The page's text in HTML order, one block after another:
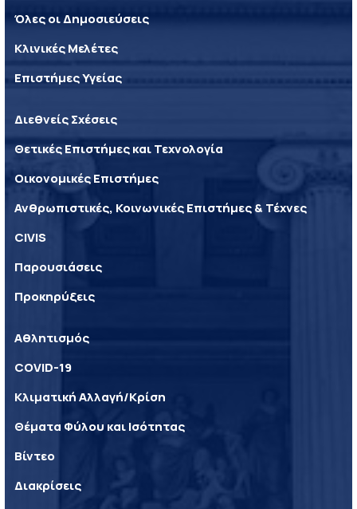
Όλες οι Δημοσιεύσεις
Κλινικές Μελέτες
Επιστήμες Υγείας
Διεθνείς Σχέσεις
Θετικές Επιστήμες και Τεχνολογία
Οικονομικές Επιστήμες
Ανθρωπιστικές, Κοινωνικές Επιστήμες & Τέχνες
CIVIS
Παρουσιάσεις
Προκηρύξεις
Αθλητισμός
COVID-19
Κλιματική Αλλαγή/Κρίση
Θέματα Φύλου και Ισότητας
Βίντεο
Διακρίσεις